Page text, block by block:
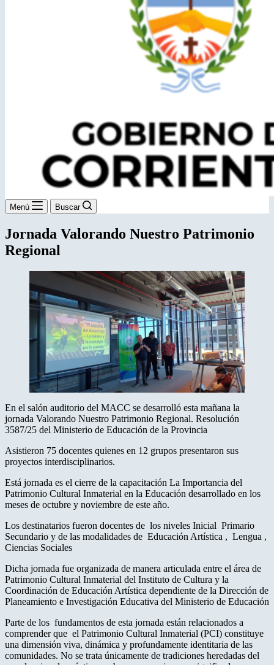
Menú Buscar
Jornada Valorando Nuestro Patrimonio
Regional
En el salón auditorio del MACC se desarrolló esta mañana la
jornada Valorando Nuestro Patrimonio Regional. Resolución
3587/25 del Ministerio de Educación de la Provincia
Asistieron 75 docentes quienes en 12 grupos presentaron sus
proyectos interdisciplinarios.
Está jornada es el cierre de la capacitación La Importancia del
Patrimonio Cultural Inmaterial en la Educación desarrollado en los
meses de octubre y noviembre de este año.
Los destinatarios fueron docentes de los niveles Inicial Primario
Secundario y de las modalidades de Educación Artística , Lengua ,
Ciencias Sociales
Dicha jornada fue organizada de manera articulada entre el área de
Patrimonio Cultural Inmaterial del Instituto de Cultura y la
Coordinación de Educación Artística dependiente de la Dirección de
Planeamiento e Investigación Educativa del Ministerio de Educación
Parte de los fundamentos de esta jornada están relacionados a
comprender que el Patrimonio Cultural Inmaterial (PCI) constituye
una dimensión viva, dinámica y profundamente identitaria de las
comunidades. No se trata únicamente de tradiciones heredadas del